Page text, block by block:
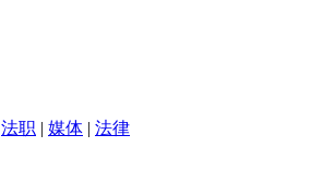
法职 | 媒体 | 法律